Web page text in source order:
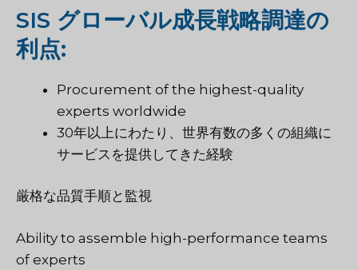
SIS グローバル成長戦略調達の
利点:
Procurement of the highest-quality
experts worldwide
30年以上にわたり、世界有数の多くの組織に
サービスを提供してきた経験
厳格な品質手順と監視
Ability to assemble high-performance teams
of experts